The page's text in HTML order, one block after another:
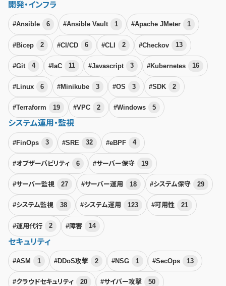
開発・インフラ
#Ansible 6 #Ansible Vault 1 #Apache JMeter 1
#Bicep 2 #CI/CD 6 #CLI 2 #Checkov 13
#Git 4 #IaC 11 #Javascript 3 #Kubernetes 16
#Linux 6 #Minikube 3 #OS 3 #SDK 2
#Terraform 19 #VPC 2 #Windows 5
システム運用・監視
#FinOps 3 #SRE 32 #eBPF 4
#オブザーバビリティ 6 #サーバー保守 19
#サーバー監視 27 #サーバー運用 18 #システム保守 29
#システム監視 38 #システム運用 123 #可用性 21
#運用代行 2 #障害 14
セキュリティ
#ASM 1 #DDoS攻撃 2 #NSG 1 #SecOps 13
#クラウドセキュリティ 20 #サイバー攻撃 50